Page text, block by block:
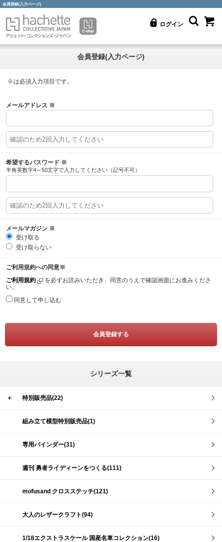
会員登録(入力ページ)
ログイン
会員登録(入力ページ)
※は必須入力項目です。
メールアドレス ※
希望するパスワード ※
半角英数字4～50文字で入力してください（記号不可）
メールマガジン ※
受け取る
受け取らない
ご利用規約への同意※
ご利用規約
を必ずお読みいただき、同意のうえで確認画面にお進みくださ
い。
同意して申し込む
シリーズ一覧
＋ 特別販売品(22)
組み立て模型特別販売品(1)
専用バインダー(31)
週刊 勇者ライディーンをつくる(111)
mofusand クロスステッチ(121)
大人のレザークラフト(94)
1/18エクストラスケール 国産名車コレクション(16)